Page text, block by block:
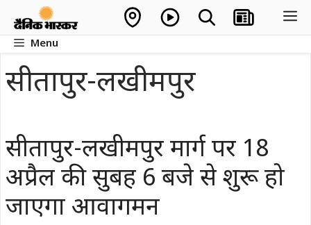
contentMenu
सीतापुर-लखीमपुर
सीतापुर-लखीमपुर मार्ग पर 18
अप्रैल की सुबह 6 बजे से शुरू हो
जाएगा आवागमन